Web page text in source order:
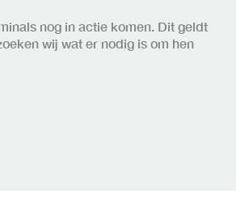
nog in actie komen. Dit geldt
wij wat er nodig is om hen